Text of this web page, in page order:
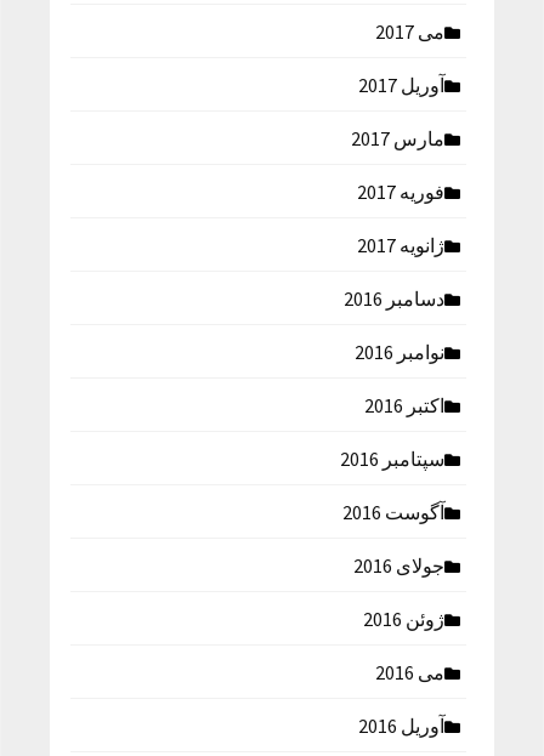
می 2017
آوریل 2017
مارس 2017
فوریه 2017
ژانویه 2017
دسامبر 2016
نوامبر 2016
اکتبر 2016
سپتامبر 2016
آگوست 2016
جولای 2016
ژوئن 2016
می 2016
آوریل 2016